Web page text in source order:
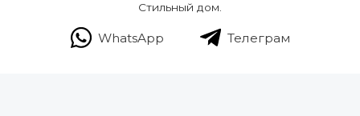
Стильный дом.
WhatsApp Телеграм